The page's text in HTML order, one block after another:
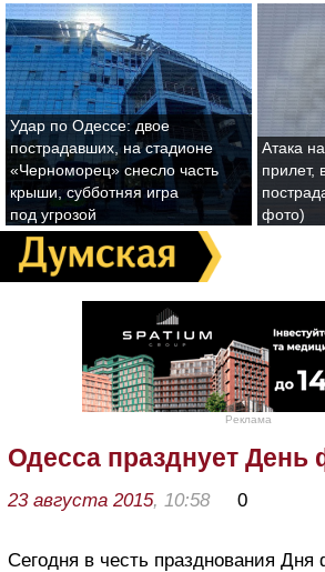
Удар по Одессе: двое
пострадавших, на стадионе
«Черноморец» снесло часть
крыши, субботняя игра
под угрозой
Атака
прилет,
фото)
Реклама
Одесса празднует День
23 августа 2015, 10:58 0
Сегодня в честь празднования Дня